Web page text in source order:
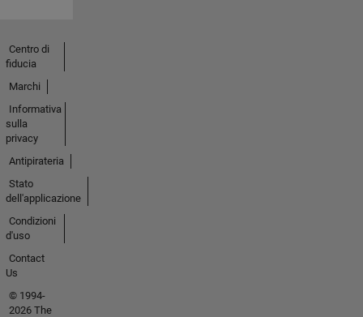
Centro di
fiducia
Marchi
Informativa
sulla
privacy
Antipirateria
Stato
dell'applicazione
Condizioni
d'uso
Contact
Us
© 1994-
2026 The